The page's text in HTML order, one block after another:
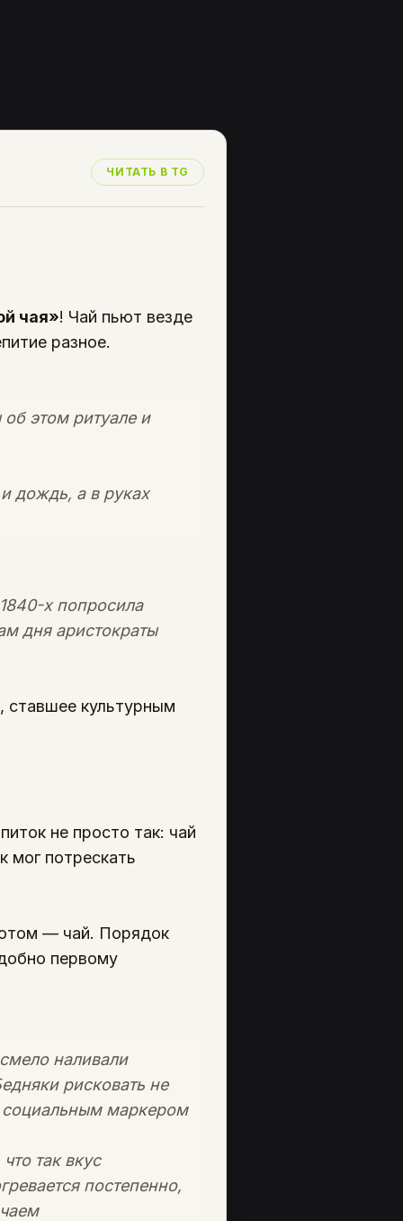
ЧИТАТЬ В TG
чая»! Чай пьют везде
разное.
об этом ритуале и
дождь, а в руках
х попросила
дня аристократы
, ставшее культурным
не просто так: чай
мог потрескать
— чай. Порядок
первому
наливали
рисковать не
социальным маркером
так вкус
постепенно,